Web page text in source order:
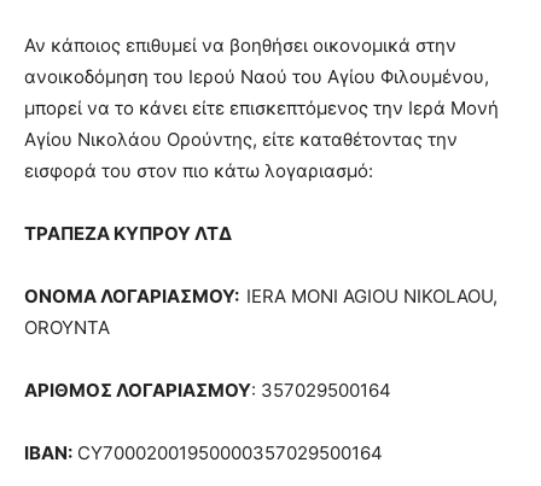
Αν κάποιος επιθυμεί να βοηθήσει οικονομικά στην
ανοικοδόμηση του Ιερού Ναού του Αγίου Φιλουμένου,
μπορεί να το κάνει είτε επισκεπτόμενος την Ιερά Μονή
Αγίου Νικολάου Ορούντης, είτε καταθέτοντας την
εισφορά του στον πιο κάτω λογαριασμό:
ΤΡΑΠΕΖΑ ΚΥΠΡΟΥ ΛΤΔ
ΟΝΟΜΑ ΛΟΓΑΡΙΑΣΜΟΥ: IERA MONI AGIOU NIKOLAOU,
OROYNTA
ΑΡΙΘΜΟΣ ΛΟΓΑΡΙΑΣΜΟΥ: 357029500164
IBAN: CY70002001950000357029500164